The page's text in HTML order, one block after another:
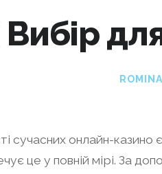
сучасних онлайн-казино
це у повній мірі. За